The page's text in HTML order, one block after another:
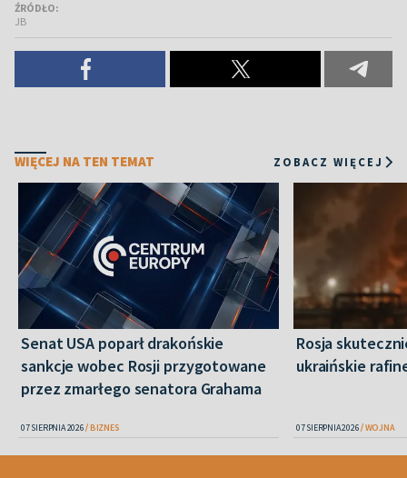
ŹRÓDŁO:
JB
WIĘCEJ NA TEN TEMAT ZOBACZ WIĘCEJ
Senat USA poparł drakońskie
sankcje wobec Rosji przygotowane
przez zmarłego senatora Grahama
07 SIERPNIA 2026 BIZNES
Rosja
ukraińskie
07 SIERPNIA 2026 WOJNA